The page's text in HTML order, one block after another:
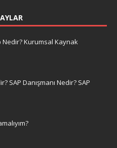
Nedir? Kurumsal Kaynak
SAP Danışmanı Nedir? SAP